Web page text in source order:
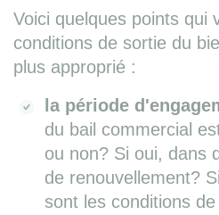
Voici quelques points qui
conditions de sortie du
plus approprié :
la période
du bail commercial
ou non? Si oui, dans
de renouvellement?
sont les conditions